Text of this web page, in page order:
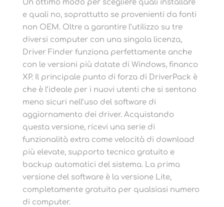
Un ottimo modo per scegliere quali installare
e quali no, soprattutto se provenienti da fonti
non OEM. Oltre a garantire l’utilizzo su tre
diversi computer con una singola licenza,
Driver Finder funziona perfettamente anche
con le versioni più datate di Windows, financo
XP. Il principale punto di forza di DriverPack è
che è l’ideale per i nuovi utenti che si sentono
meno sicuri nell’uso del software di
aggiornamento dei driver. Acquistando
questa versione, ricevi una serie di
funzionalità extra come velocità di download
più elevate, supporto tecnico gratuito e
backup automatici del sistema. La prima
versione del software è la versione Lite,
completamente gratuita per qualsiasi numero
di computer.